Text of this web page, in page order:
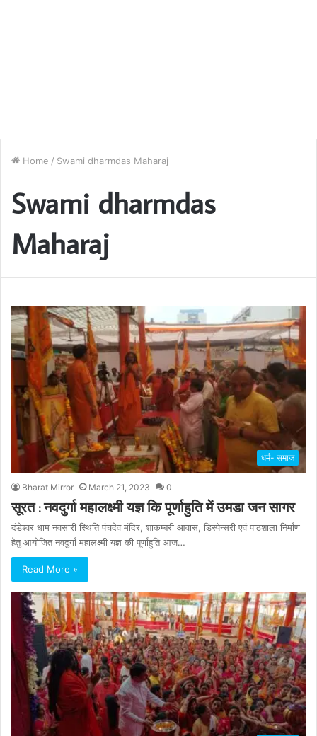
Home / Swami dharmdas Maharaj
Swami dharmdas
Maharaj
धर्म- समाज
Bharat Mirror March 21, 2023 0
सूरत : नवदुर्गा महालक्ष्मी यज्ञ कि पूर्णाहुति में उमडा जन सागर
दंडेश्वर धाम नवसारी स्थिति पंचदेव मंदिर, शाकम्बरी आवास, डिस्पेन्सरी एवं पाठशाला निर्माण
हेतु आयोजित नवदुर्गा महालक्ष्मी यज्ञ की पूर्णाहुति आज…
Read More »